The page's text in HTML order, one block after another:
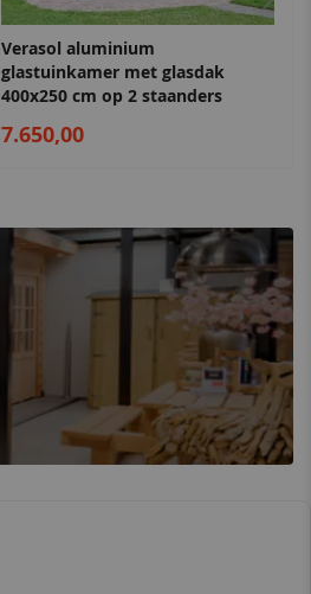
Verasol aluminium
glastuinkamer met glasdak
400x250 cm op 2 staanders
7.650,00